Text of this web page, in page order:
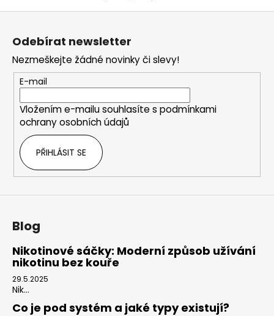
CUBA
59
Kč
Původně:
99
Kč
Z
Odebírat newsletter
Nezmeškejte žádné novinky či slevy!
E-mail
Vložením e-mailu souhlasíte s podmínkami
ochrany osobních údajů
PŘIHLÁSIT SE
Blog
Nikotinové sáčky: Moderní způsob užívání
nikotinu bez kouře
29.5.2025
Nik...
Co je pod systém a jaké typy existují?